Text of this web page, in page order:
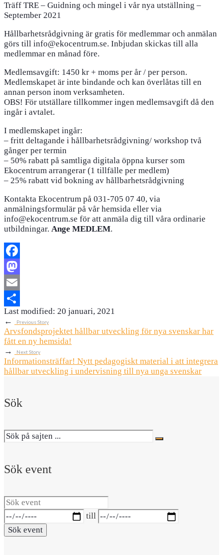
Träff TRE – Guidning och mingel i vår nya utställning –
September 2021
Hållbarhetsrådgivning är gratis för medlemmar och anmälan
görs till info@ekocentrum.se. Inbjudan skickas till alla
medlemmar en månad före.
Medlemsavgift: 1450 kr + moms per år / per person.
Medlemskapet är inte bindande och kan överlåtas till en
annan person inom verksamheten.
OBS! För utställare tillkommer ingen medlemsavgift då den
ingår i avtalet.
I medlemskapet ingår:
– fritt deltagande i hållbarhetsrådgivning/ workshop två
gånger per termin
– 50% rabatt på samtliga digitala öppna kurser som
Ekocentrum arrangerar (1 tillfälle per medlem)
– 25% rabatt vid bokning av hållbarhetsrådgivning
Kontakta Ekocentrum på 031-705 07 40, via
anmälningsformulär på vår hemsida eller via
info@ekocentrum.se för att anmäla dig till våra ordinarie
utbildningar. Ange MEDLEM.
Facebook
Mastodon
Email
Dela
Last modified: 20 januari, 2021
←
Previous Story
Arvsfondsprojektet hållbar utveckling för nya svenskar har
fått en ny hemsida!
→
Next Story
Informationsträffar! Nytt pedagogiskt material i att integrera
hållbar utveckling i undervisning till nya unga svenskar
Sök
Sök event
Sök
event
Datumintervall:
till
Sök event